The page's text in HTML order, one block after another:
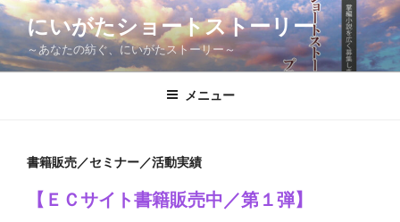
コ
ン
テ
ン
にいがたショートストーリー
～あなたの紡ぐ、にいがたストーリー～
メニュー
書籍販売／セミナー／活動実績
【ＥＣサイト書籍販売中／第１弾】